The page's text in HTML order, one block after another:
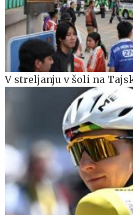
V streljanju v šoli na